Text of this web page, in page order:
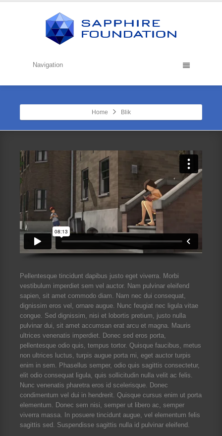
Navigation
Home Blik
Pellentesque tincidunt dapibus justo eget viverra. Morbi
vestibulum imperdiet sem vel auctor. Nam pulvinar eleifend
sapien, sit amet commodo diam. Nam nec dui consequat,
dignissim eros vel, ornare augue. Nunc feugiat nec ligula vitae
congue. Sed dignissim, nisi et lobortis pretium, justo nulla
pulvinar dui, sit amet accumsan erat arcu et magna. Mauris
ultrices venenatis imperdiet. Donec sed eros porta,
pellentesque odio quis, tempus tortor. Quisque faucibus, metus
non ultrices luctus, turpis augue porta mi, eget auctor turpis
enim in sem. Phasellus semper, odio quis sagittis consectetur,
elit odio consequat ligula, quis sollicitudin nulla velit ac felis.
Nunc venenatis pharetra eros id scelerisque. Donec
condimentum vel dui in hendrerit. Quisque cursus enim ut porta
elementum. Donec sem nisi, semper ut libero ac, semper
viverra massa. In posuere tincidunt augue, vel elementum felis
sagittis sed. Suspendisse sagittis nulla id pulvinar eleifend.